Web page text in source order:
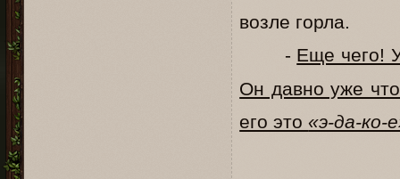
возле горла.
- Еще чего!
Он давно уже
его это«э-да-ко-